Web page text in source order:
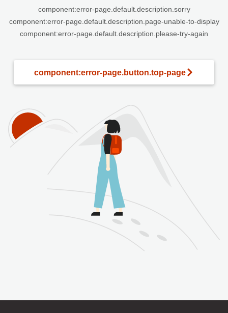
component:error-page.default.description.sorry
component:error-page.default.description.page-unable-to-display
component:error-page.default.description.please-try-again
component:error-page.button.top-page